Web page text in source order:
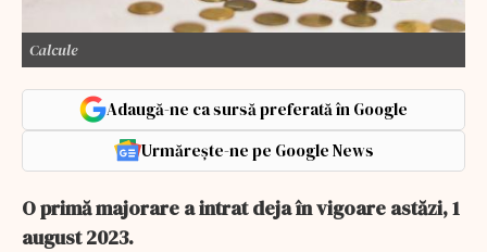
Calcule
Adaugă-ne ca sursă preferată în Google
Urmărește-ne pe Google News
O primă majorare a intrat deja în vigoare astăzi, 1
august 2023.